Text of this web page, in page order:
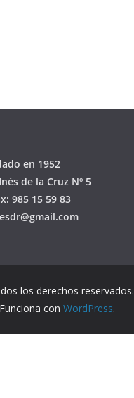
en 1952
de la Cruz Nº 5
985 15 59 83
los derechos reservados.
con WordPress.